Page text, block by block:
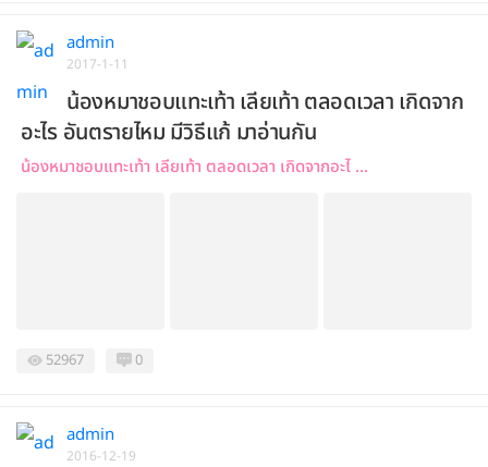
admin
2017-1-11
น้องหมาชอบแทะเท้า เลียเท้า ตลอดเวลา เกิดจาก
อะไร อันตรายไหม มีวิธีแก้ มาอ่านกัน
น้องหมาชอบแทะเท้า เลียเท้า ตลอดเวลา เกิดจากอะไ ...
52967 0
admin
2016-12-19